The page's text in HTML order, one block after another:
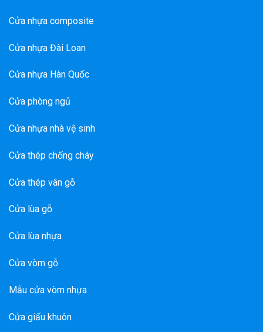
Cửa nhựa composite
Cửa nhựa Đài Loan
Cửa nhựa Hàn Quốc
Cửa phòng ngủ
Cửa nhựa nhà vệ sinh
Cửa thép chống cháy
Cửa thép vân gỗ
Cửa lùa gỗ
Cửa lùa nhựa
Cửa vòm gỗ
Mẫu cửa vòm nhựa
Cửa giấu khuôn